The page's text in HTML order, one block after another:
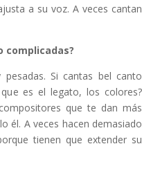
a su voz. A veces cantan
complicadas?
Si cantas bel canto
es el legato, los colores?
que te dan más
él. A veces hacen demasiado
tienen que extender su